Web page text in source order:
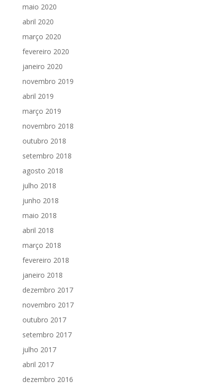
maio 2020
abril 2020
março 2020
fevereiro 2020
janeiro 2020
novembro 2019
abril 2019
março 2019
novembro 2018
outubro 2018
setembro 2018
agosto 2018
julho 2018
junho 2018
maio 2018
abril 2018
março 2018
fevereiro 2018
janeiro 2018
dezembro 2017
novembro 2017
outubro 2017
setembro 2017
julho 2017
abril 2017
dezembro 2016